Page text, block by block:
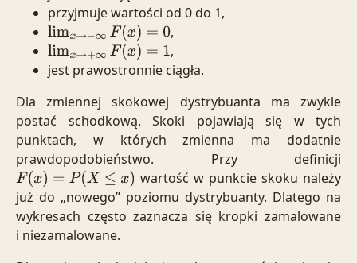
przyjmuje wartości od 0 do 1,
limx→−∞F(x)=0
,
limx→+∞F (x)=1
,
jest prawostronnie ciągła.
Dla zmiennej skokowej dystrybuanta ma zwykle
postać schodkową. Skoki pojawiają się w tych
punktach, w których zmienna ma dodatnie
prawdopodobieństwo. Przy definicji
F(x)=P (X≤x)
wartość w punkcie skoku należy
już do „nowego” poziomu dystrybuanty. Dlatego na
wykresach często zaznacza się kropki zamalowane
i niezamalowane.